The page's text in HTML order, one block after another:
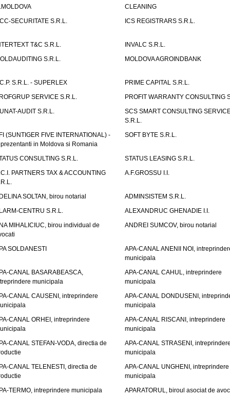
CLEANING
SECURITATE S.R.L.
ICS REGISTRARS S.R.L.
T&C S.R.L.
INVALC S.R.L.
S.R.L.
MOLDOVA AGROINDBANK
S.R.L. - SUPERLEX
PRIME CAPITAL S.R.L.
SERVICE S.R.L.
PROFIT WARRANTY CONSULTING
AUDIT S.R.L.
SCS SMART CONSULTING
S.R.L.
(SUNTIGER FIVE INTERNATIONAL) -
in Moldova si Romania
SOFT BYTE S.R.L.
CONSULTING S.R.L.
STATUS LEASING S.R.L.
PARTNERS TAX & ACCOUNTING
A.F.GROSSU I.I.
SOLTAN, birou notarial
ADMINSISTEM S.R.L.
CENTRU S.R.L.
ALEXANDRUC GHENADIE I.I.
MIHALICIUC, birou individual de
ANDREI SUMCOV, birou notarial
SOLDANESTI
APA-CANAL ANENII NOI,
municipala
CANAL BASARABEASCA,
municipala
APA-CANAL CAHUL, intreprindere
municipala
CANAL CAUSENI, intreprindere
APA-CANAL DONDUSENI,
municipala
CANAL ORHEI, intreprindere
APA-CANAL RISCANI, intreprindere
municipala
CANAL STEFAN-VODA, directia de
APA-CANAL STRASENI,
municipala
CANAL TELENESTI, directia de
APA-CANAL UNGHENI, intreprindere
municipala
TERMO, intreprindere municipala
APARATORUL, biroul asociat de